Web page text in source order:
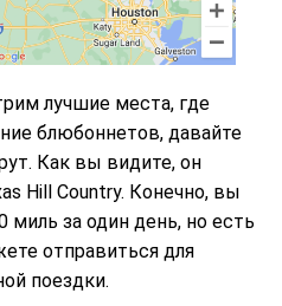
лучшие места, где
блюбоннетов, давайте
Как вы видите, он
Hill Country. Конечно, вы
миль за один день, но есть
отправиться для
поездки.